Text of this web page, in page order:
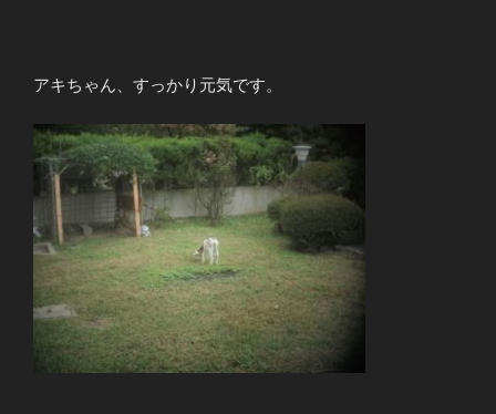
アキちゃん、すっかり元気です。